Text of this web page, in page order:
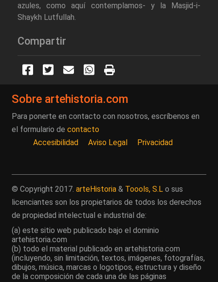
azules, como aquí contemplamos- y la Masjid-i-
Shaykh Lutfullah.
Compartir
Sobre artehistoria.com
Para ponerte en contacto con nosotros, escríbenos en
el formulario de contacto
Accesibilidad
Aviso Legal Privacidad
© Copyright 2017. arteHistoria & Toools, S.L o sus
licenciantes son los propietarios de todos los derechos
de propiedad intelectual e industrial de:
(a) este sitio web publicado bajo el dominio
artehistoria.com
(b) todo el material publicado en artehistoria.com
(incluyendo, sin limitación, textos, imágenes, fotografías,
dibujos, música, marcas o logotipos, estructura y diseño
de la composición de cada una de las páginas